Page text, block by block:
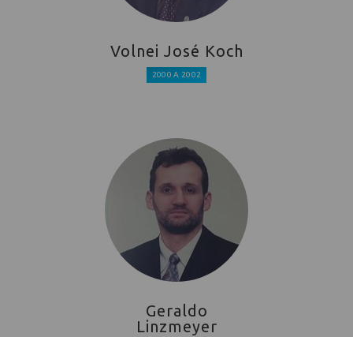
Volnei José Koch
2000 A 2002
Geraldo
Linzmeyer